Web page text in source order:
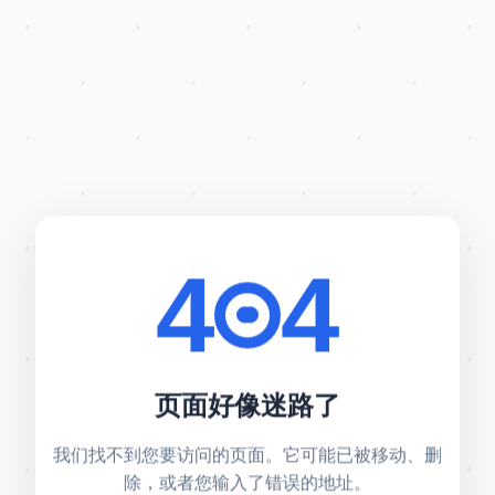
4 4
页面好像迷路了
我们找不到您要访问的页面。它可能已被移动、删
除，或者您输入了错误的地址。